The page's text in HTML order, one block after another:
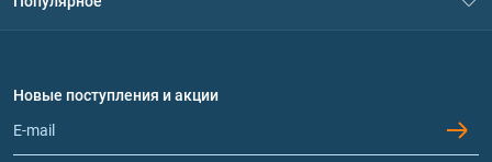
Политика конфиденциальности
Обмен и возврат
Протеин
Гейнеры
Новые поступления и акции